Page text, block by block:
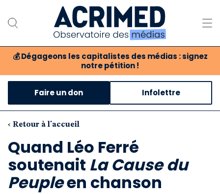
💰 Dégageons les capitalistes des médias : signez
notre pétition !
Notre association
Notre critique des médias
Nos propositions
Notre revue
Boutique
Faire un don Infolettre
‹ Retour à l'accueil
Quand Léo Ferré
soutenait La Cause du
Peupleen chanson